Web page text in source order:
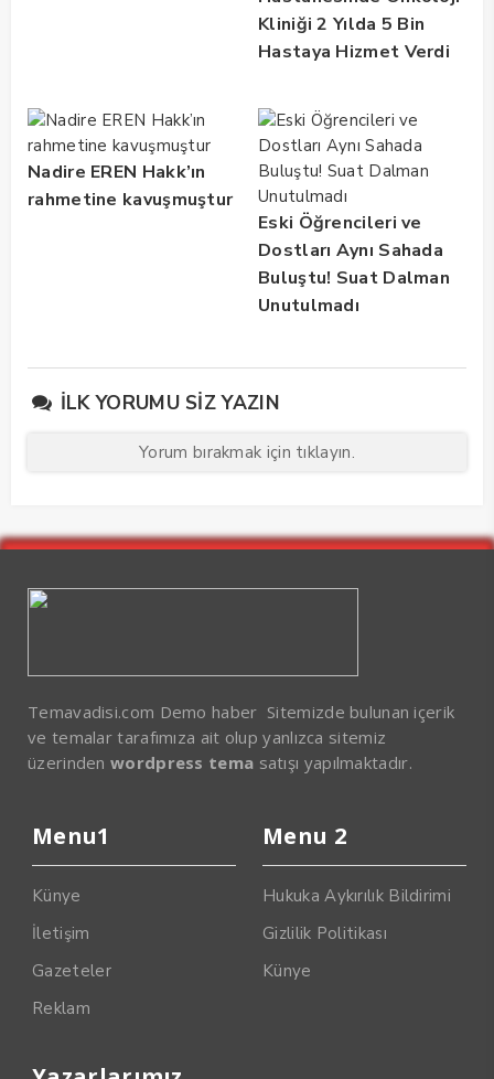
Kliniği 2 Yılda 5 Bin
Hastaya Hizmet Verdi
Nadire EREN Hakk’ın
rahmetine kavuşmuştur
Eski Öğrencileri ve
Dostları Aynı Sahada
Buluştu! Suat Dalman
Unutulmadı
İLK YORUMU SIZ YAZIN
Yorum bırakmak için tıklayın.
Temavadisi.com Demo haber Sitemizde bulunan içerik
ve temalar tarafımıza ait olup yanlızca sitemiz
üzerinden wordpress tema satışı yapılmaktadır.
Menu1
Künye
İletişim
Gazeteler
Reklam
Menu 2
Hukuka Aykırılık Bildirimi
Gizlilik Politikası
Künye